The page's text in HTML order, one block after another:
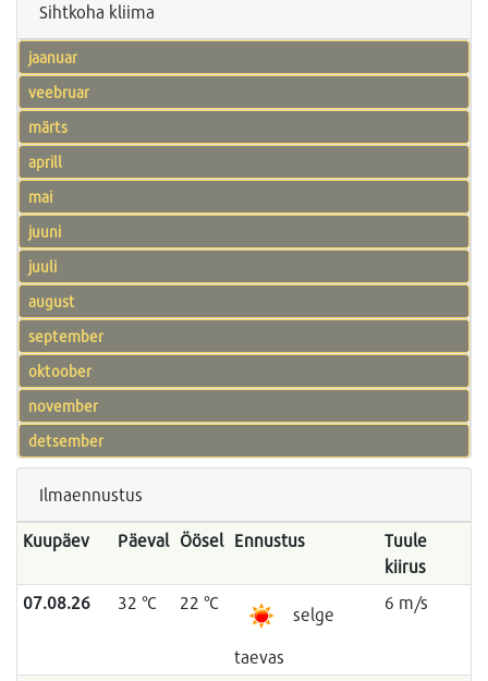
Sihtkoha kliima
jaanuar
veebruar
märts
aprill
mai
juuni
juuli
august
september
oktoober
november
detsember
Ilmaennustus
Kuupäev Päeval Öösel Ennustus
Tuule
kiirus
07.08.26
32 °C 22 °C
selge
taevas
6 m/s